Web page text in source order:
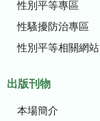
性別平等專區
性騷擾防治專區
性別平等相關網站
出版刊物
本場簡介